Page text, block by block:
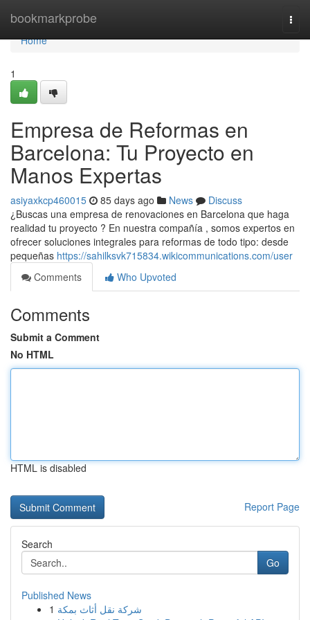
bookmarkprobe
Home
Home
1
Empresa de Reformas en
Barcelona: Tu Proyecto en
Manos Expertas
asiyaxkcp460015 85 days ago News
Discuss
¿Buscas una empresa de renovaciones en Barcelona que haga
realidad tu proyecto ? En nuestra compañía , somos expertos en
ofrecer soluciones integrales para reformas de todo tipo: desde
pequeñas https://sahilksvk715834.wikicommunications.com/user
Comments
Who Upvoted
Comments
Submit a Comment
No HTML
HTML is disabled
Report Page
Search
Go
Published News
1 شركة نقل أثاث بمكة